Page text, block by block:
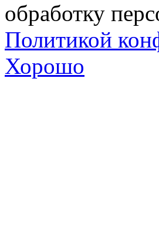
обработку
Политикой
Хорошо